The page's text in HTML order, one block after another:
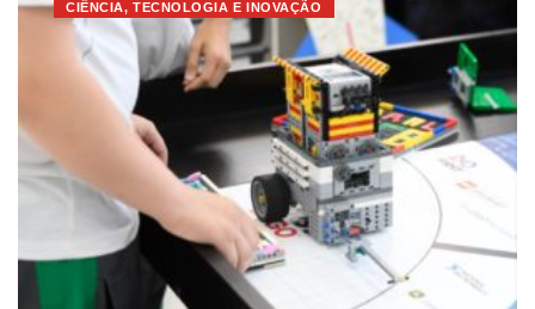
CIÊNCIA, TECNOLOGIA E INOVAÇÃO